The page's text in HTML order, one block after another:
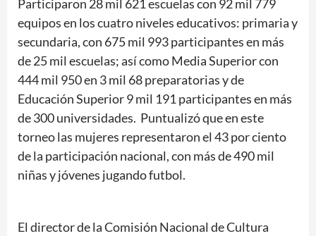
Participaron 28 mil 621 escuelas con 92 mil 779
equipos en los cuatro niveles educativos: primaria y
secundaria, con 675 mil 993 participantes en más
de 25 mil escuelas; así como Media Superior con
444 mil 950 en 3 mil 68 preparatorias y de
Educación Superior 9 mil 191 participantes en más
de 300 universidades. Puntualizó que en este
torneo las mujeres representaron el 43 por ciento
de la participación nacional, con más de 490 mil
niñas y jóvenes jugando futbol.
El director de la Comisión Nacional de Cultura